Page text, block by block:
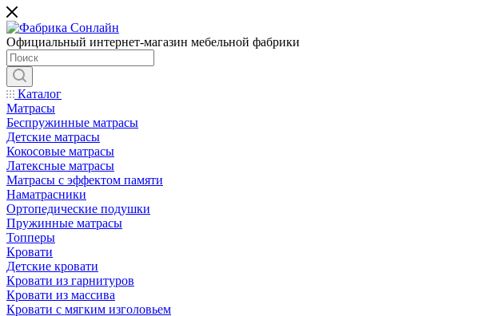
Официальный интернет-магазин мебельной фабрики
Каталог
Матрасы
Беспружинные матрасы
Детские матрасы
Кокосовые матрасы
Латексные матрасы
Матрасы с эффектом памяти
Наматрасники
Ортопедические подушки
Пружинные матрасы
Топперы
Кровати
Детские кровати
Кровати из гарнитуров
Кровати из массива
Кровати с мягким изголовьем